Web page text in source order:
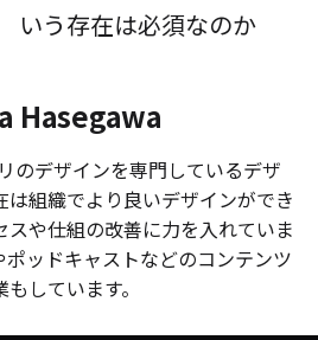
いう存在は必須なのか
Hasegawa
のデザインを専門しているデザ
は組織でより良いデザインができ
スや仕組の改善に力を入れていま
ポッドキャストなどのコンテンツ
しています。